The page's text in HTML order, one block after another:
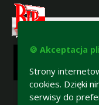
🍪 Akceptacja
Strony
cookies. Dzięki
serwisy do